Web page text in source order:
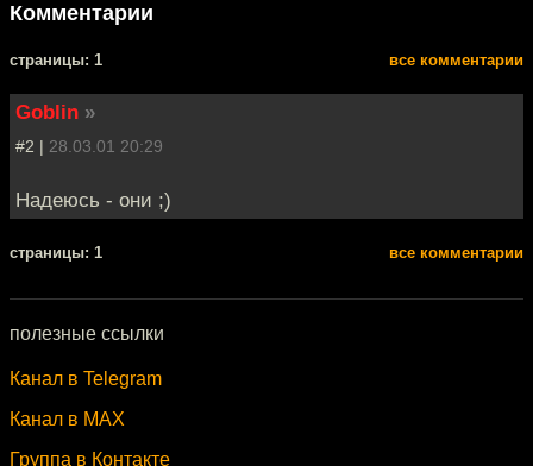
Комментарии
cтраницы: 1 все комментарии
Goblin »
#2 | 28.03.01 20:29
Надеюсь - они ;)
cтраницы: 1 все комментарии
полезные ссылки
Канал в Telegram
Канал в MAX
Группа в Контакте